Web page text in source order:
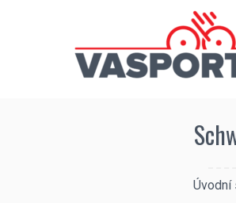
Úvodní